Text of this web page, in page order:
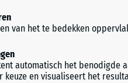
van het te bedekken
automatisch het benodigde
keuze en visualiseert het